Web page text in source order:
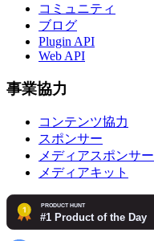
コミュニティ
ブログ
Plugin API
Web API
事業協力
コンテンツ協力
スポンサー
メディアスポンサー
メディアキット